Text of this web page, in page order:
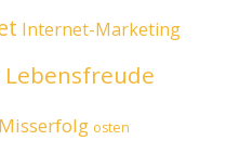
Internet-Marketing
Lebensfreude
Misserfolg osten